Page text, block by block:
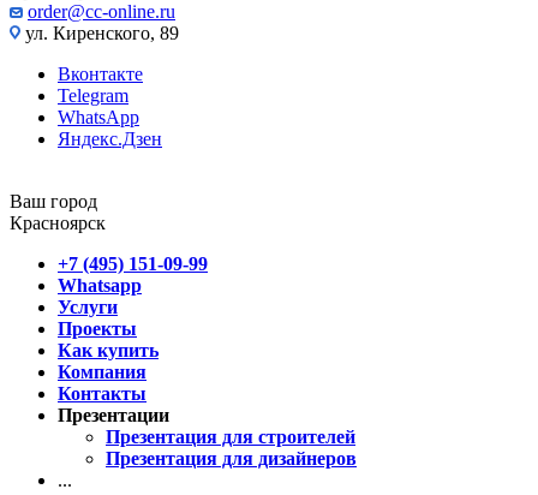
order@cc-online.ru
ул. Киренского, 89
Вконтакте
Telegram
WhatsApp
Яндекс.Дзен
Ваш город
Красноярск
+7 (495) 151-09-99
Whatsapp
Услуги
Проекты
Как купить
Компания
Контакты
Презентации
Презентация для строителей
Презентация для дизайнеров
...